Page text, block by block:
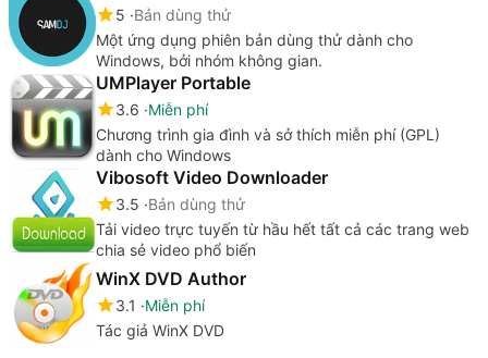
5 Bản dùng thử
Một ứng dụng phiên bản dùng thử dành cho
Windows, bởi nhóm không gian.
UMPlayer Portable
3.6 Miễn phí
Chương trình gia đình và sở thích miễn phí (GPL)
dành cho Windows
Vibosoft Video Downloader
3.5 Bản dùng thử
Tải video trực tuyến từ hầu hết tất cả các trang web
chia sẻ video phổ biến
WinX DVD Author
3.1
Miễn phí
Tác giả WinX DVD